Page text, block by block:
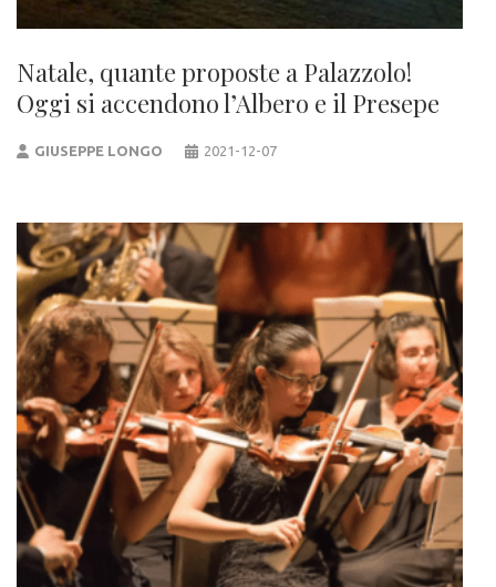
Natale, quante proposte a Palazzolo!
Oggi si accendono l’Albero e il Presepe
GIUSEPPE LONGO 2021-12-07